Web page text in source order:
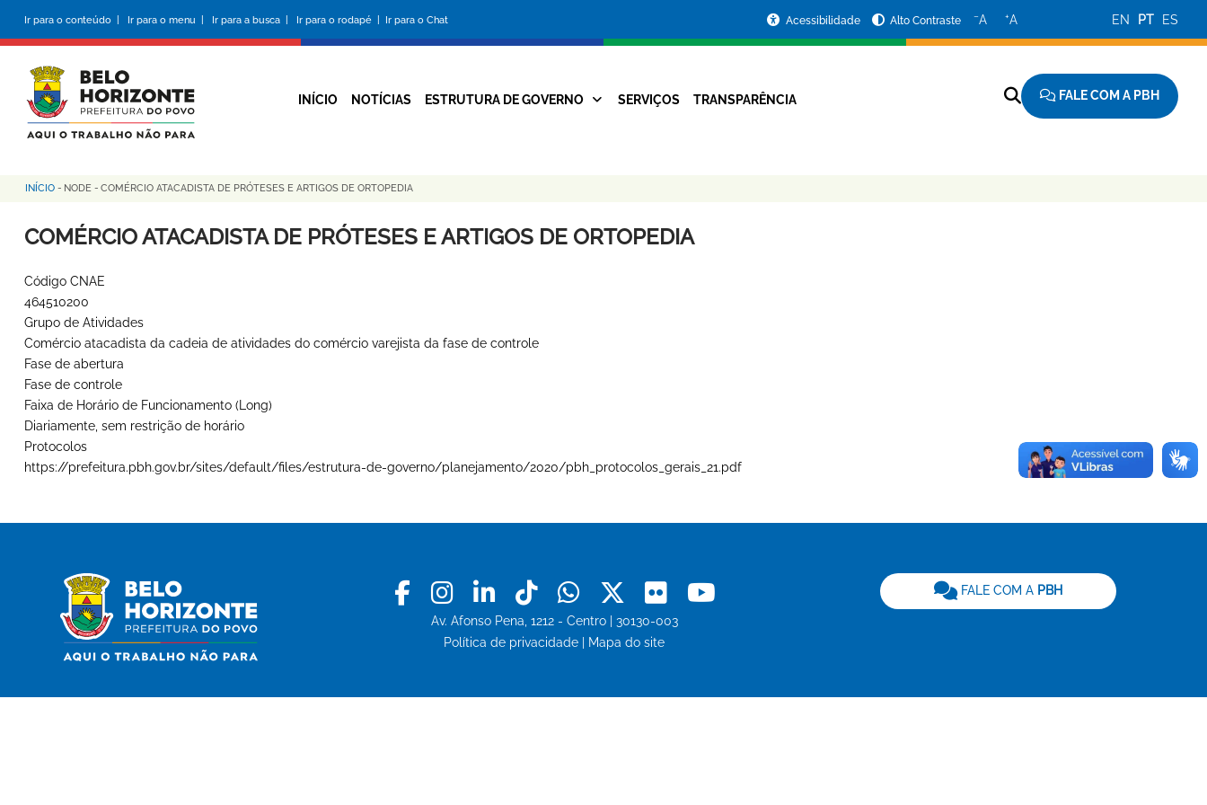
conteúdo
principal
Ir para o conteúdo | Ir para o menu | Ir para a busca | Ir para o rodapé | Ir para o Chat
da
Prefeitura
Acessibilidade Alto Contraste −A +A EN PT ES
Navegação
INÍCIO NOTÍCIAS ESTRUTURA DE GOVERNO SERVIÇOS TRANSPARÊNCIA FALE COM A PBH
Trilha
de
INÍCIO - NODE - COMÉRCIO ATACADISTA DE PRÓTESES E ARTIGOS DE ORTOPEDIA
COMÉRCIO ATACADISTA DE PRÓTESES E ARTIGOS DE ORTOPEDIA
Código CNAE
464510200
Grupo de Atividades
Comércio atacadista da cadeia de atividades do comércio varejista da fase de controle
Fase de abertura
Fase de controle
Faixa de Horário de Funcionamento (Long)
Diariamente, sem restrição de horário
Protocolos
https://prefeitura.pbh.gov.br/sites/default/files/estrutura-de-governo/planejamento/2020/pbh_protocolos_gerais_21.pdf
Facebook
Instagram
LinkedinTiktokWhatsapp
X Flickr
Av. Afonso Pena, 1212 - Centro | 30130-003
Política de privacidade
Mapa do site
FALE COM A PBH